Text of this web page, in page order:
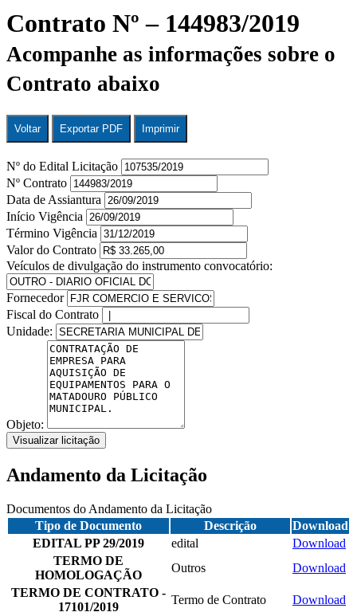
Contrato Nº – 144983/2019
Acompanhe as informações sobre o
Contrato abaixo
Voltar Exportar PDF Imprimir
Nº do Edital Licitação
Nº Contrato
Data de Assiantura
Início Vigência
Término Vigência
Valor do Contrato
Veículos de divulgação do instrumento convocatório:
Fornecedor
Fiscal do Contrato
Unidade:
Objeto:
Visualizar licitação
Andamento da Licitação
Documentos do Andamento da Licitação
Tipo de Documento
Descrição
Download
EDITAL PP 29/2019
edital
Download
TERMO DE
HOMOLOGAÇÃO
Outros
Download
TERMO DE CONTRATO -
17101/2019
Termo de Contrato
Download